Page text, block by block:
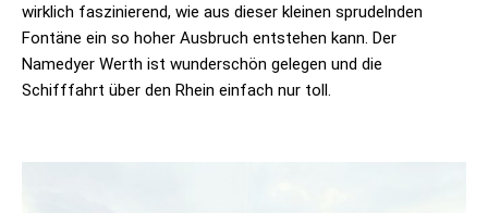
wirklich faszinierend, wie aus dieser kleinen sprudelnden
Fontäne ein so hoher Ausbruch entstehen kann. Der
Namedyer Werth ist wunderschön gelegen und die
Schifffahrt über den Rhein einfach nur toll.